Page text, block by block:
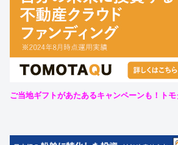
ご当地ギフトがあたあるキャンペーンも！トモ